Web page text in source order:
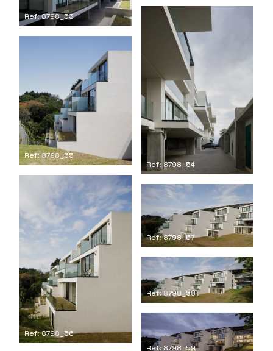
Ref: 8798_53
Ref: 8798_54
Ref: 8798_55
Ref: 8798_56
Ref: 8798_57
Ref: 8798_58
Ref: 8798_59